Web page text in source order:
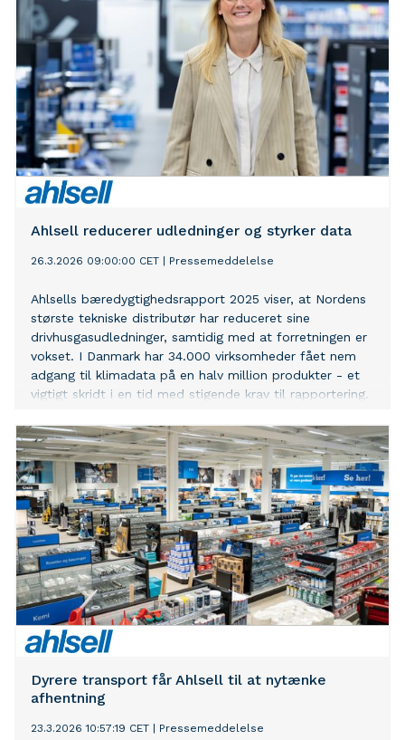
Ahlsell reducerer udledninger og styrker data
26.3.2026 09:00:00 CET Pressemeddelelse
Ahlsells bæredygtighedsrapport 2025 viser, at Nordens
største tekniske distributør har reduceret sine
drivhusgasudledninger, samtidig med at forretningen er
vokset. I Danmark har 34.000 virksomheder fået nem
adgang til klimadata på en halv million produkter - et
vigtigt skridt i en tid med stigende krav til rapportering.
Dyrere transport får Ahlsell til at nytænke
afhentning
23.3.2026 10:57:19 CET Pressemeddelelse